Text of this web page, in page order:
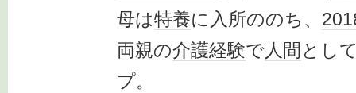
母は特養に入所ののち、
両親の介護経験で人間 とし
プ。